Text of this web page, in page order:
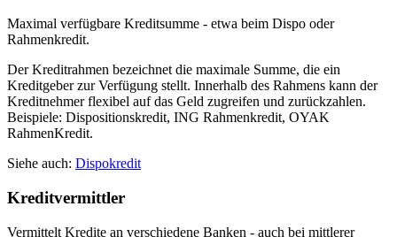
Maximal verfügbare Kreditsumme - etwa beim Dispo oder
Rahmenkredit.
Der Kreditrahmen bezeichnet die maximale Summe, die ein
Kreditgeber zur Verfügung stellt. Innerhalb des Rahmens kann der
Kreditnehmer flexibel auf das Geld zugreifen und zurückzahlen.
Beispiele: Dispositionskredit, ING Rahmenkredit, OYAK
RahmenKredit.
Siehe auch: Dispokredit
Kreditvermittler
Vermittelt Kredite an verschiedene Banken - auch bei mittlerer